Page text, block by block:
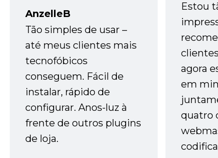
AnzelleB
Tão simples de usar –
até meus clientes mais
tecnofóbicos
conseguem. Fácil de
instalar, rápido de
configurar. Anos-luz à
frente de outros plugins
de loja.
Estou
agora
em
quatro